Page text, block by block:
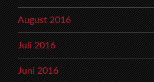
August 2016
Juli 2016
Juni 2016